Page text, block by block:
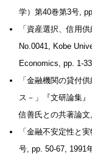
学）第40巻第3号,
「資産選択、信用
No.0041, Kobe
Economics, pp. 1-
「金融機関の貸付
ス－」『文研論集
信善氏との共著論文
「金融不安定性と
号, pp. 50-67, 1991